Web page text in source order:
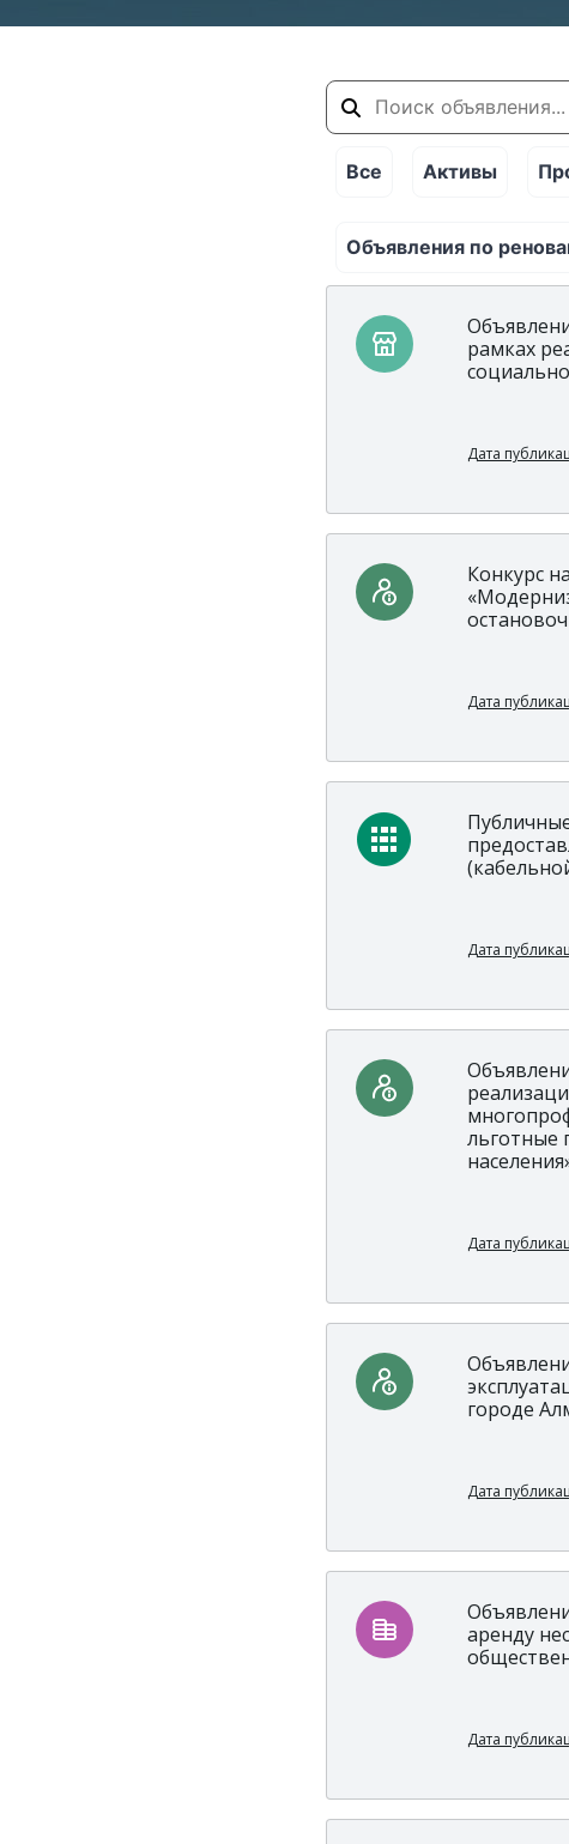
Все Активы
Объявления по
рамках
Дата
Конкурс
Дата
Дата
льготные
Дата
городе
Дата
аренду
Дата